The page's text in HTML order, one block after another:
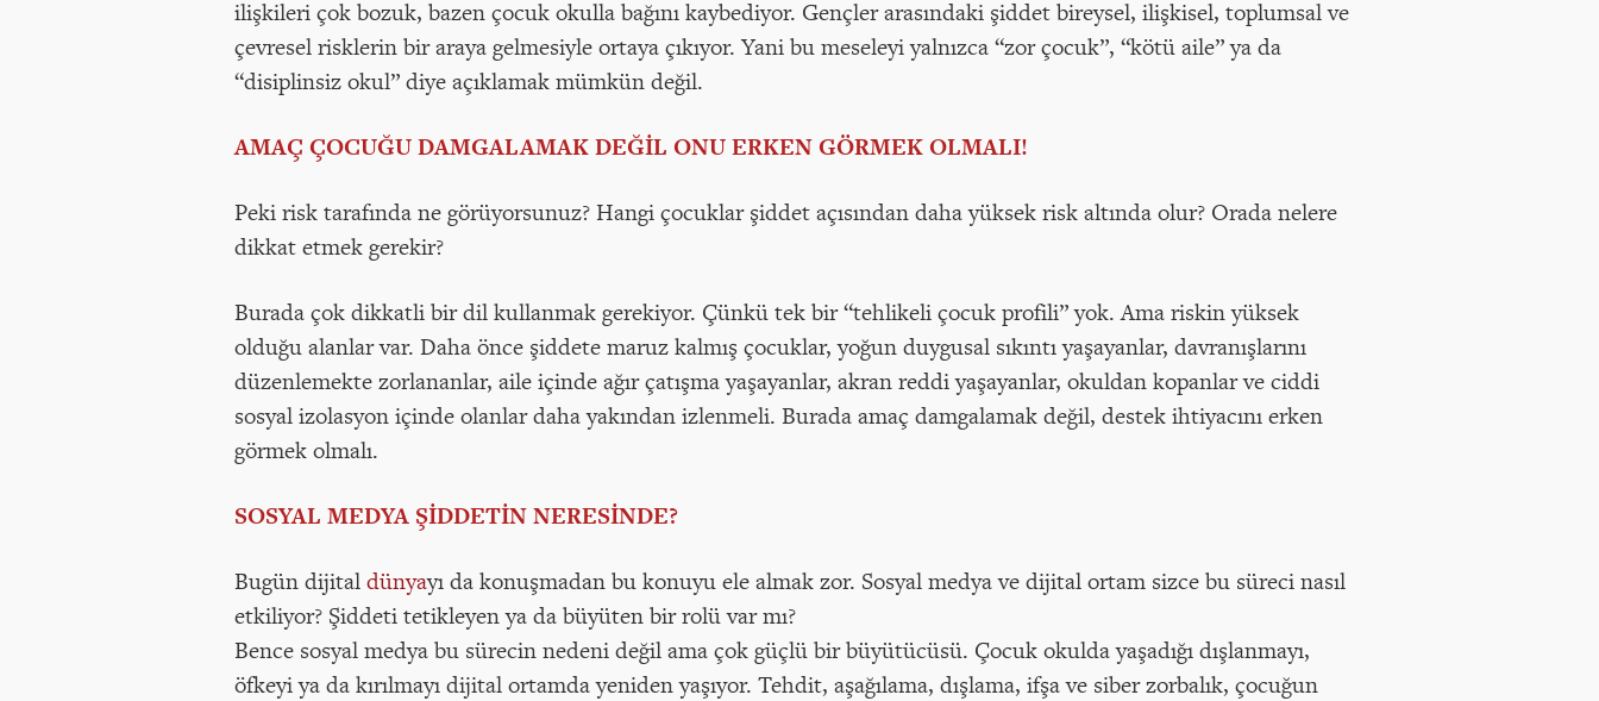
ilişkileri çok bozuk, bazen çocuk okulla bağını kaybediyor. Gençler arasındaki şiddet bireysel, ilişkisel, toplumsal ve
çevresel risklerin bir araya gelmesiyle ortaya çıkıyor. Yani bu meseleyi yalnızca “zor çocuk”, “kötü aile” ya da
“disiplinsiz okul” diye açıklamak mümkün değil.
AMAÇ ÇOCUĞU DAMGALAMAK DEĞİL ONU ERKEN GÖRMEK OLMALI!
Peki risk tarafında ne görüyorsunuz? Hangi çocuklar şiddet açısından daha yüksek risk altında olur? Orada nelere
dikkat etmek gerekir?
Burada çok dikkatli bir dil kullanmak gerekiyor. Çünkü tek bir “tehlikeli çocuk profili” yok. Ama riskin yüksek
olduğu alanlar var. Daha önce şiddete maruz kalmış çocuklar, yoğun duygusal sıkıntı yaşayanlar, davranışlarını
düzenlemekte zorlananlar, aile içinde ağır çatışma yaşayanlar, akran reddi yaşayanlar, okuldan kopanlar ve ciddi
sosyal izolasyon içinde olanlar daha yakından izlenmeli. Burada amaç damgalamak değil, destek ihtiyacını erken
görmek olmalı.
SOSYAL MEDYA ŞİDDETİN NERESİNDE?
Bugün dijitaldünyayı da konuşmadan bu konuyu ele almak zor. Sosyal medya ve dijital ortam sizce bu süreci nasıl
etkiliyor? Şiddeti tetikleyen ya da büyüten bir rolü var mı?
Bence sosyal medya bu sürecin nedeni değil ama çok güçlü bir büyütücüsü. Çocuk okulda yaşadığı dışlanmayı,
öfkeyi ya da kırılmayı dijital ortamda yeniden yaşıyor. Tehdit, aşağılama, dışlama, ifşa ve siber zorbalık, çocuğun